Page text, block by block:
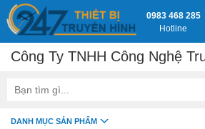
google-site-
0983 468 285
Hotline
Công Ty TNHH Công Nghệ
DANH MỤC SẢN PHẨM